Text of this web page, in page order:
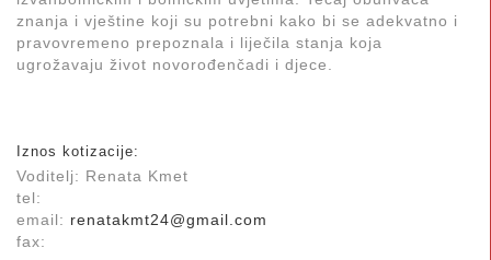
znanja i vještine koji su potrebni kako bi se adekvatno i
pravovremeno prepoznala i liječila stanja koja
ugrožavaju život novorođenčadi i djece.
Iznos kotizacije:
Voditelj: Renata Kmet
tel:
email: renatakmt24@gmail.com
fax: